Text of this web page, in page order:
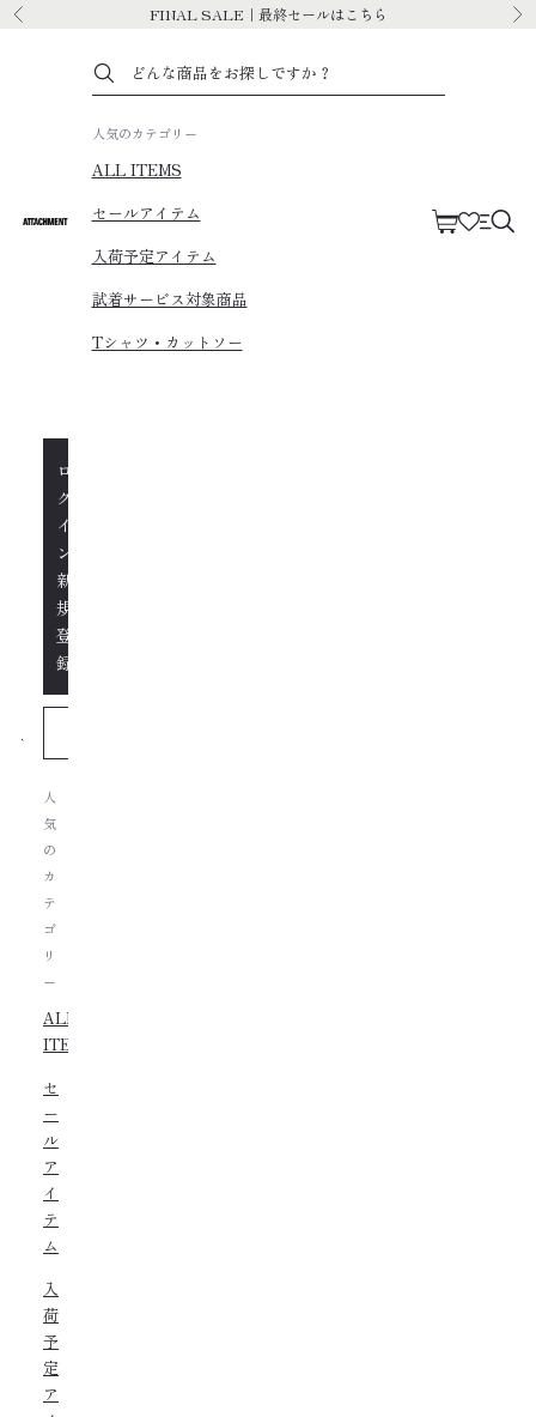
コンテンツへスキップ
前へ FINAL SALE｜最終セールはこちら 次
ATTACHMENT カート メニ
人気のカテゴリー
ALL ITEMS
セールアイテム
入荷予定アイテム
試着サービス対象商品
Tシャツ・カットソー
ロ
グ
イ
ン/
新
規
登
録
人
気
の
カ
テ
ゴ
リ
ー
ALL
ITEMS
セ
ー
ル
ア
イ
テ
ム
入
荷
予
定
ア